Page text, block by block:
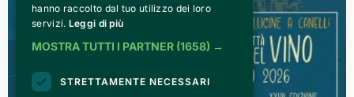
hanno raccolto dal tuo utilizzo dei loro
servizi. Leggi di più
MOSTRA TUTTI I PARTNER (1658) →
STRETTAMENTE NECESSARI